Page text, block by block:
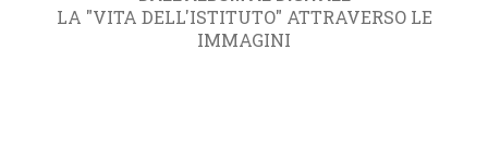
LA "VITA DELL'ISTITUTO" ATTRAVERSO LE
IMMAGINI